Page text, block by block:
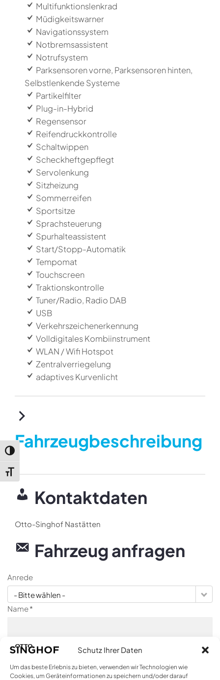
Schutz Ihrer Daten
Um das beste Erlebnis zu bieten, verwenden wir Technologien wie
Cookies, um Geräteinformationen zu speichern und/oder darauf
Umschalten auf hohe Kontraste
Schrift vergrößern
Multifunktionslenkrad
Müdigkeitswarner
Navigationssystem
Notbremsassistent
Notrufsystem
Parksensoren vorne, Parksensoren hinten,
Selbstlenkende Systeme
Partikelfilter
Plug-in-Hybrid
Regensensor
Reifendruckkontrolle
Schaltwippen
Scheckheftgepflegt
Servolenkung
Sitzheizung
Sommerreifen
Sportsitze
Sprachsteuerung
Spurhalteassistent
Start/Stopp-Automatik
Tempomat
Touchscreen
Traktionskontrolle
Tuner/Radio, Radio DAB
USB
Verkehrszeichenerkennung
Volldigitales Kombiinstrument
WLAN / Wifi Hotspot
Zentralverriegelung
adaptives Kurvenlicht
Fahrzeugbeschreibung
Kontaktdaten
Otto-Singhof Nastätten
Fahrzeug anfragen
Anrede
- Bitte wählen -
Name *
E-Mail *